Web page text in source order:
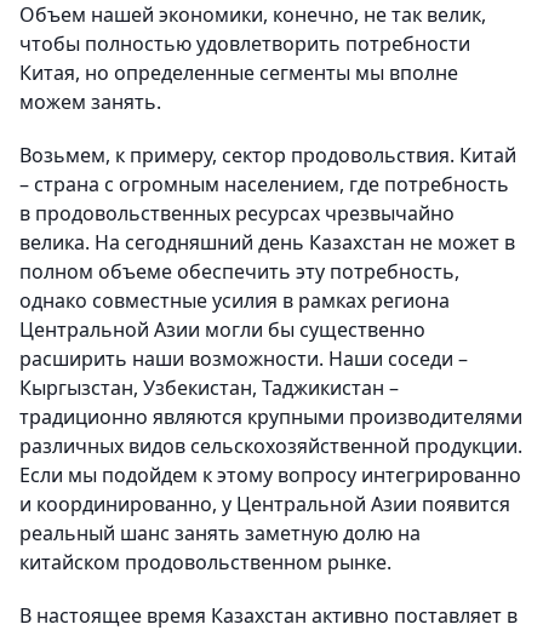
Объем нашей экономики, конечно, не так велик,
чтобы полностью удовлетворить потребности
Китая, но определенные сегменты мы вполне
можем занять.
Возьмем, к примеру, сектор продовольствия. Китай
– страна с огромным населением, где потребность
в продовольственных ресурсах чрезвычайно
велика. На сегодняшний день Казахстан не может в
полном объеме обеспечить эту потребность,
однако совместные усилия в рамках региона
Центральной Азии могли бы существенно
расширить наши возможности. Наши соседи –
Кыргызстан, Узбекистан, Таджикистан –
традиционно являются крупными производителями
различных видов сельскохозяйственной продукции.
Если мы подойдем к этому вопросу интегрированно
и координированно, у Центральной Азии появится
реальный шанс занять заметную долю на
китайском продовольственном рынке.
В настоящее время Казахстан активно поставляет в